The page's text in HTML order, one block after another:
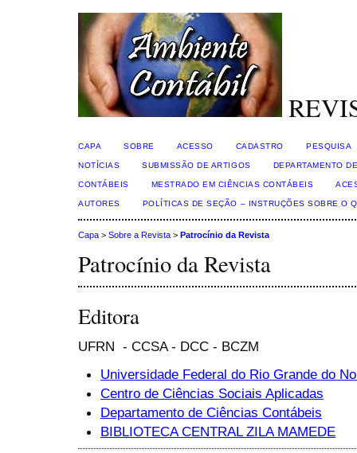
CAPA SOBRE ACESSO CADASTRO PESQUISA
NOTÍCIAS SUBMISSÃO DE ARTIGOS DEPARTAMENTO
CONTÁBEIS MESTRADO EM CIÊNCIAS CONTÁBEIS
AUTORES POLÍTICAS DE SEÇÃO – INSTRUÇÕES SOBRE O
Capa > Sobre a Revista > Patrocínio da Revista
Patrocínio da Revista
Editora
UFRN - CCSA - DCC - BCZM
Universidade Federal do Rio Grande do
Centro de Ciências Sociais Aplicadas
Departamento de Ciências Contábeis
BIBLIOTECA CENTRAL ZILA MAMEDE